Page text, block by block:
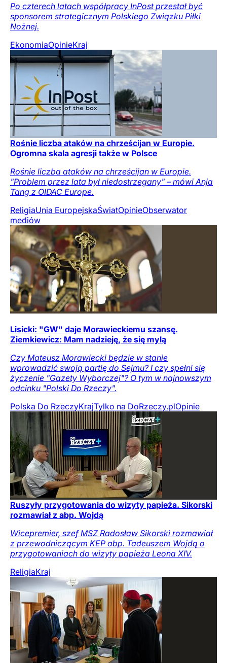
Po czterech latach współpracy InPost przestał być
sponsorem strategicznym Polskiego Związku Piłki
Nożnej.
EkonomiaOpinieKraj
Rośnie liczba ataków na chrześcijan w Europie.
Ogromna skala agresji także w Polsce
Rośnie liczba ataków na chrześcijan w Europie.
"Problem przez lata był niedostrzegany" – mówi Anja
Tang z OIDAC Europe.
ReligiaUnia EuropejskaŚwiatOpinieObserwator
mediów
Lisicki: "GW" daje Morawieckiemu szansę.
Ziemkiewicz: Mam nadzieję, że się mylą
Czy Mateusz Morawiecki będzie w stanie
wprowadzić swoją partię do Sejmu? I czy spełni się
życzenie "Gazety Wyborczej"? O tym w najnowszym
odcinku "Polski Do Rzeczy".
Polska Do RzeczyKrajTylko na DoRzeczy.plOpinie
Ruszyły przygotowania do wizyty papieża. Sikorski
rozmawiał z abp. Wojdą
Wicepremier, szef MSZ Radosław Sikorski rozmawiał
z przewodniczącym KEP abp. Tadeuszem Wojdą o
przygotowaniach do wizyty papieża Leona XIV.
ReligiaKraj